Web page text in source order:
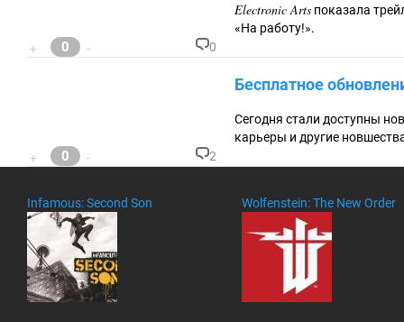
Electronic Arts показала
«На работу!».
+
0 -
К
ри
ев
0
Бесплатное
Сегодня стали доступны
карьеры и другие
+
0 -
К
2
Infamous: Second Son Wolfenstein: The New Order